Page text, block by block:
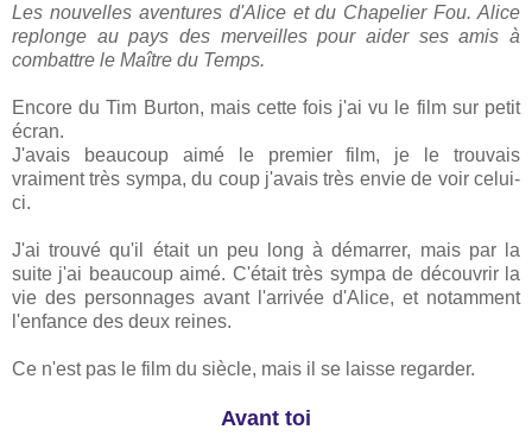
Les nouvelles aventures d'Alice et du Chapelier Fou. Alice
replonge au pays des merveilles pour aider ses amis à
combattre le Maître du Temps.
Encore du Tim Burton, mais cette fois j'ai vu le film sur petit
écran.
J'avais beaucoup aimé le premier film, je le trouvais
vraiment très sympa, du coup j'avais très envie de voir celui-
ci.
J'ai trouvé qu'il était un peu long à démarrer, mais par la
suite j'ai beaucoup aimé. C'était très sympa de découvrir la
vie des personnages avant l'arrivée d'Alice, et notamment
l'enfance des deux reines.
Ce n'est pas le film du siècle, mais il se laisse regarder.
Avant toi